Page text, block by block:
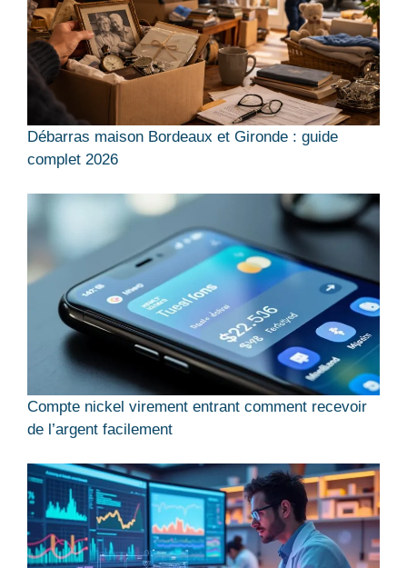
Débarras maison Bordeaux et Gironde : guide
complet 2026
Compte nickel virement entrant comment recevoir
de l’argent facilement